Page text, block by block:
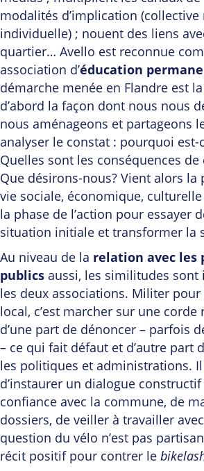
modalités d’implication (collective
individuelle) ; nouent des liens
quartier… Avello est reconnue
association d’éducation
démarche menée en Flandre est
d’abord la façon dont nous nous
nous aménageons et partageons
analyser le constat : pourquoi est-
Quelles sont les conséquences de
Que désirons-nous? Vient alors
vie sociale, économique,
la phase de l’action pour essayer
situation initiale et transformer la
Au niveau de la relation avec les
publics aussi, les similitudes
les deux associations. Militer
local, c’est marcher sur une corde
d’une part de dénoncer – parfois
– ce qui fait défaut et d’autre part
les politiques et administrations.
d’instaurer un dialogue
confiance avec la commune, de
dossiers, de veiller à travailler
question du vélo n’est pas
récit positif pour contrer le